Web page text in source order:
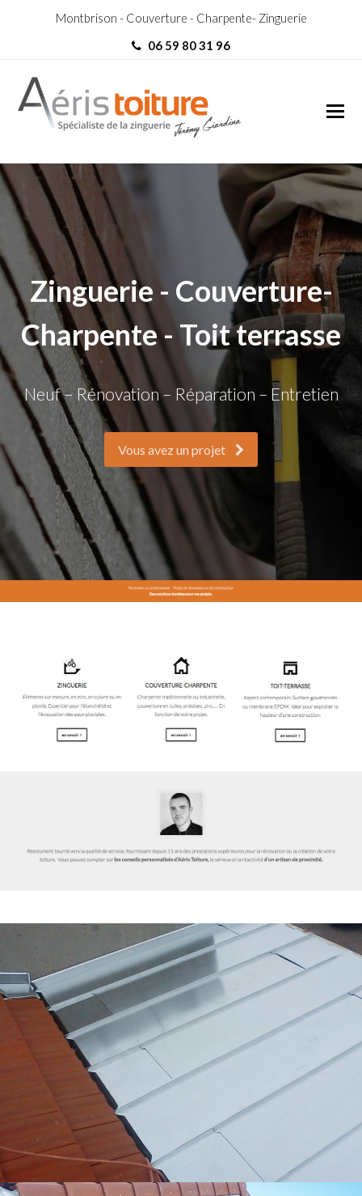
Montbrison - Couverture - Charpente- Zinguerie
06 59 80 31 96
couvreur Le Cergne
Zinguerie - Couverture-
Charpente - Toit terrasse
Neuf – Rénovation – Réparation – Entretien
Vous avez un projet